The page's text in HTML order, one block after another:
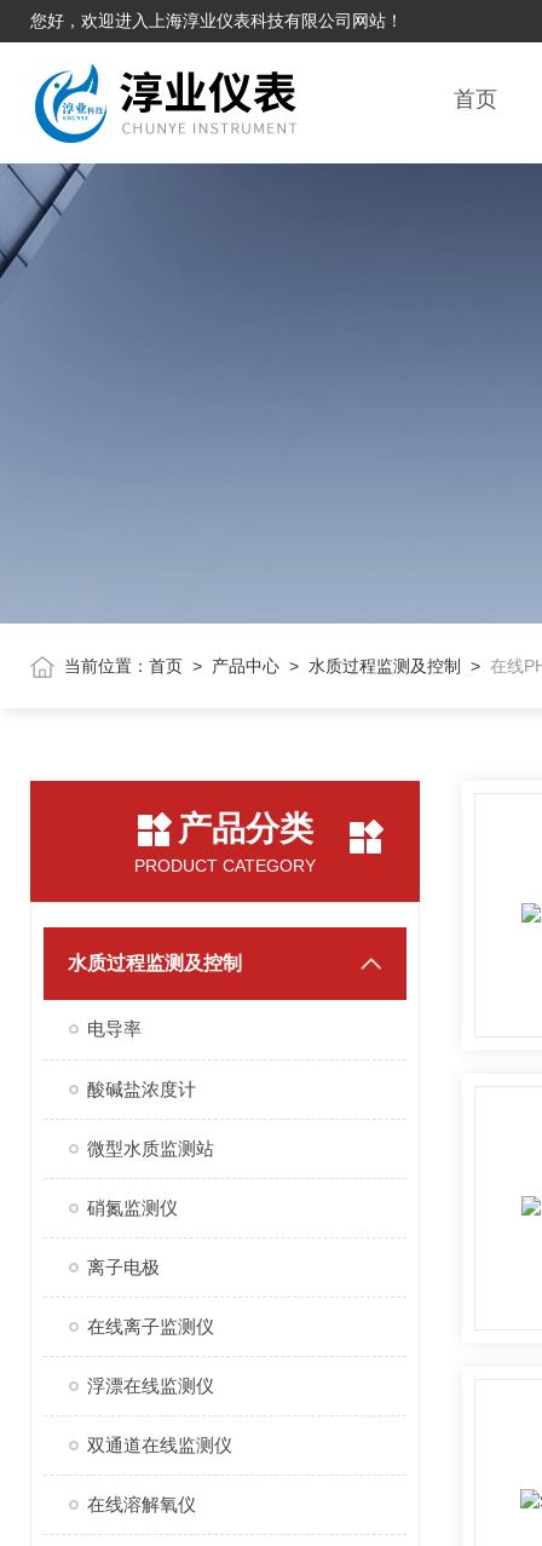
您好，欢迎进入上海淳业仪表科技有限公司网站！
首页
当前位置： 首页 > 产品中心 > 水质过程监测及控制 > 在线
产品分类
PRODUCT CATEGORY
水质过程监测及控制
电导率
酸碱盐浓度计
微型水质监测站
硝氮监测仪
离子电极
在线离子监测仪
浮漂在线监测仪
双通道在线监测仪
在线溶解氧仪